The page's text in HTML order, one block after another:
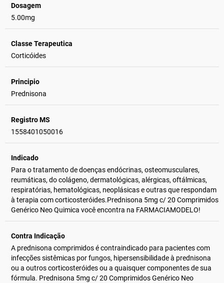
Dosagem
5.00mg
Classe Terapeutica
Corticóides
Principio
Prednisona
Registro MS
1558401050016
Indicado
Para o tratamento de doenças endócrinas, osteomusculares,
reumáticas, do colágeno, dermatológicas, alérgicas, oftálmicas,
respiratórias, hematológicas, neoplásicas e outras que respondam
à terapia com corticosteróides.Prednisona 5mg c/ 20 Comprimidos
Genérico Neo Quimica você encontra na FARMACIAMODELO!
Contra Indicação
A prednisona comprimidos é contraindicado para pacientes com
infecções sistêmicas por fungos, hipersensibilidade à prednisona
ou a outros corticosteróides ou a quaisquer componentes de sua
fórmula. Prednisona 5mg c/ 20 Comprimidos Genérico Neo